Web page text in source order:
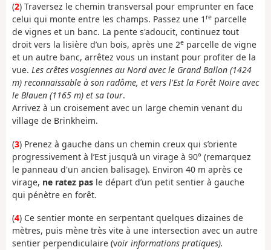
(2) Traversez le chemin transversal pour emprunter en face
celui qui monte entre les champs. Passez une 1 re parcelle
de vignes et un banc. La pente s'adoucit, continuez tout
droit vers la lisière d’un bois, après une 2e parcelle de vigne
et un autre banc, arrêtez vous un instant pour profiter de la
vue. Les crêtes vosgiennes au Nord avec le Grand Ballon (1424
m) reconnaissable à son radôme, et vers l'Est la Forêt Noire avec
le Blauen (1165 m) et sa tour.
Arrivez à un croisement avec un large chemin venant du
village de Brinkheim.
(3) Prenez à gauche dans un chemin creux qui s’oriente
progressivement à l’Est jusqu’à un virage à 90° (remarquez
le panneau d'un ancien balisage). Environ 40 m après ce
virage, ne ratez pas le départ d’un petit sentier à gauche
qui pénètre en forêt.
(4) Ce sentier monte en serpentant quelques dizaines de
mètres, puis mène très vite à une intersection avec un autre
sentier perpendiculaire (voir informations pratiques).